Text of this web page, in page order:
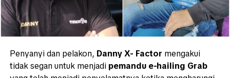
Penyanyi dan pelakon, Danny X- Factor mengakui
tidak segan untuk menjadi pemandu e-hailing Grab